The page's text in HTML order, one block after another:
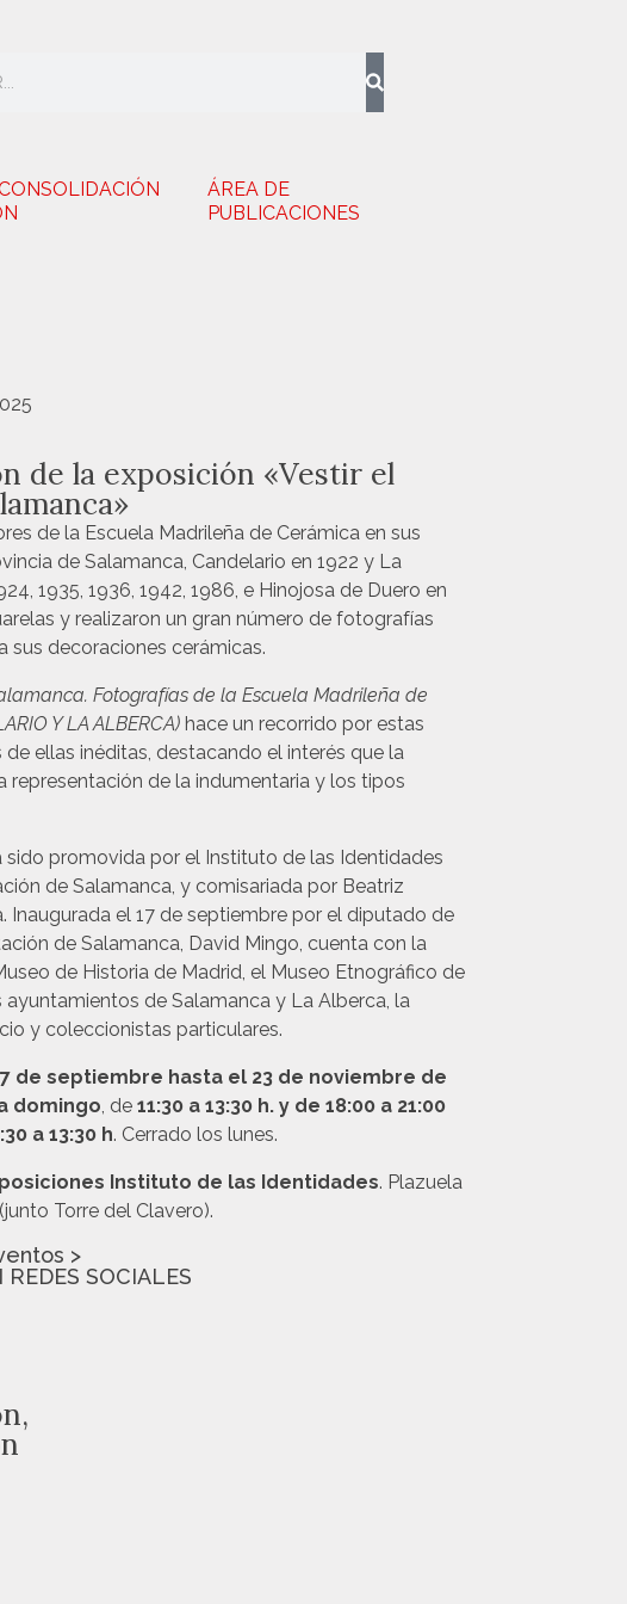
ÁREA DE
PUBLICACIONES
de la exposición «Vestir el
de la Escuela Madrileña de Cerámica en sus
de Salamanca, Candelario en 1922 y La
1935, 1936, 1942, 1986, e Hinojosa de Duero en
y realizaron un gran número de fotografías
sus decoraciones cerámicas.
Fotografías de la Escuela Madrileña de
Y LA ALBERCA) hace un recorrido por estas
de ellas inéditas, destacando el interés que la
representación de la indumentaria y los tipos
sido promovida por el Instituto de las Identidades
de Salamanca, y comisariada por Beatriz
Inaugurada el 17 de septiembre por el diputado de
de Salamanca, David Mingo, cuenta con la
de Historia de Madrid, el Museo Etnográfico de
ayuntamientos de Salamanca y La Alberca, la
y coleccionistas particulares.
de septiembre hasta el 23 de noviembre de
domingo, de 11:30 a 13:30 h. y de 18:00 a 21:00
a 13:30 h. Cerrado los lunes.
Instituto de las Identidades. Plazuela
Torre del Clavero).
>
SOCIALES